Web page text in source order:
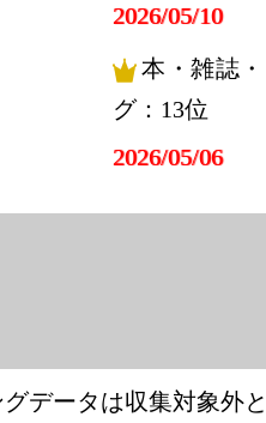
2026/05/10
本・雑誌
グ：13位
2026/05/06
本・雑誌
グ：20位
データは収集対象外